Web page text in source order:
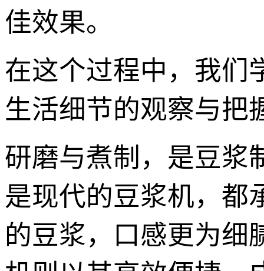
佳效果。
在这个过程中，我们
生活细节的观察与把
研磨与煮制，是豆浆
是现代的豆浆机，都
的豆浆，口感更为细